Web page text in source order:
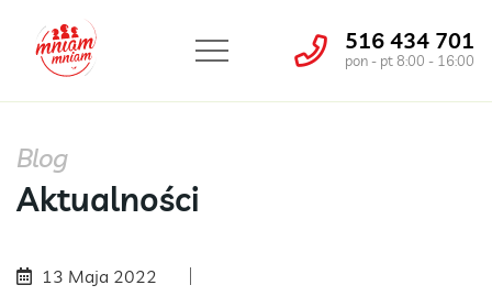
516 434 701
pon - pt 8:00 - 16:00
Blog
Aktualności
13 Maja 2022